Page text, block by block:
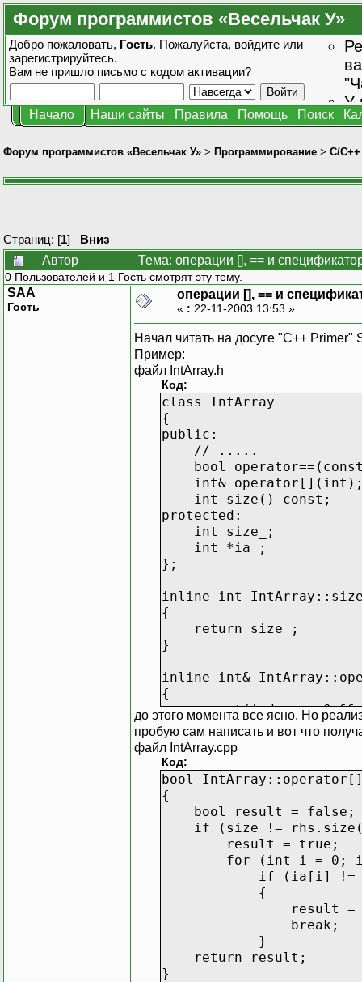
Форум программистов «Весельчак У»
Добро пожаловать, Гость. Пожалуйста, войдите или
зарегистрируйтесь.
Вам не пришло письмо с кодом активации?
У
Начало Наши сайты Правила Помощь Поиск
Форум программистов «Весельчак У» > Программирование > C/C++
Страниц: [1] Вниз
Автор
Тема: операции [], == и
0 Пользователей и 1 Гость смотрят эту тему.
SAA
Гость
операции [], == и
« : 22-11-2003 13:53 »
Начал читать на досуге "C++
Пример:
файл IntArray.h
Код:
class IntArray
{
public:
// .....
bool
int&
int size() const;
protected:
int size_;
int *ia_;
};
inline int
{
return size_;
}
inline int&
{
assert(index >= 0 &&
return ia_[i];
}
до этого момента все ясно. Но
пробую сам написать и вот что
файл IntArray.cpp
Код:
bool
{
bool result = false;
if (size !=
result = true;
for (int i = 0; int
if (ia[i] != rhs[i])
{
result =
break;
}
return result;
}